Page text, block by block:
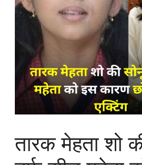
तारक मेहता शो